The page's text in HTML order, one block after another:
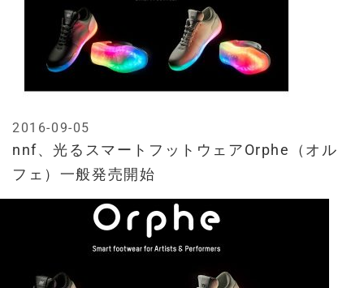
nnf、光るスマートフットウェアOrphe（オル
フェ）一般発売開始
2016-09-05